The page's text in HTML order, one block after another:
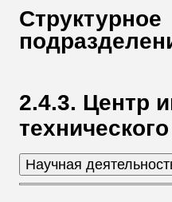
Т
Структурное
2.4.3. Центр